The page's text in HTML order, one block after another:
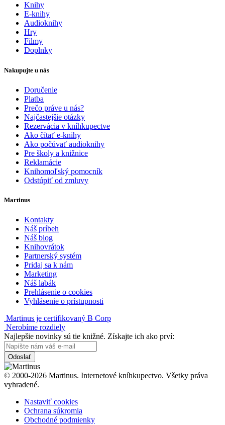
Knihy
E-knihy
Audioknihy
Hry
Filmy
Doplnky
Nakupujte u nás
Doručenie
Platba
Prečo práve u nás?
Najčastejšie otázky
Rezervácia v kníhkupectve
Ako čítať e-knihy
Ako počúvať audioknihy
Pre školy a knižnice
Reklamácie
Knihomoľský pomocník
Odstúpiť od zmluvy
Martinus
Kontakty
Náš príbeh
Náš blog
Knihovrátok
Partnerský systém
Pridaj sa k nám
Marketing
Náš labák
Prehlásenie o cookies
Vyhlásenie o prístupnosti
Martinus je certifikovaný B Corp
Nerobíme rozdiely
Najlepšie novinky sú tie knižné. Získajte ich ako prví:
Odoslať
© 2000-2026 Martinus. Internetové kníhkupectvo. Všetky práva
vyhradené.
Nastaviť cookies
Ochrana súkromia
Obchodné podmienky